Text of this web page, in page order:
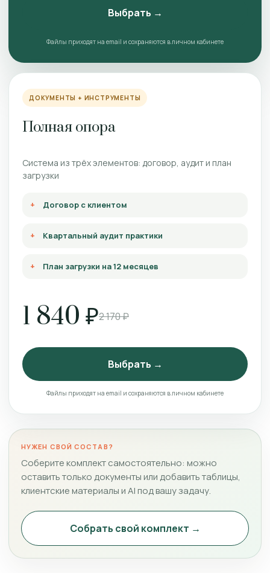
Выбрать →
Файлы приходят на email и сохраняются в личном кабинете
ДОКУМЕНТЫ + ИНСТРУМЕНТЫ
Полная опора
Система из трёх элементов: договор, аудит и план
загрузки
Договор с клиентом
Квартальный аудит практики
План загрузки на 12 месяцев
1 840 ₽2 170 ₽
Выбрать →
Файлы приходят на email и сохраняются в личном кабинете
НУЖЕН СВОЙ СОСТАВ?
Соберите комплект самостоятельно: можно
оставить только документы или добавить таблицы,
клиентские материалы и AI под вашу задачу.
Собрать свой комплект →